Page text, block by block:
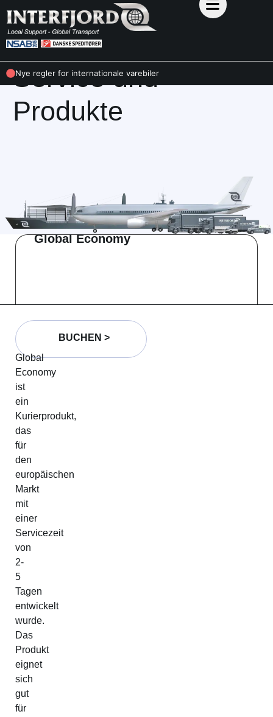
Nye regler for internationale varebiler
Service und
Produkte
Global Economy
Global
Economy
ist
ein
Kurierprodukt,
das
für
den
europäischen
Markt
mit
einer
Servicezeit
von
2-
5
Tagen
entwickelt
wurde.
Das
Produkt
eignet
sich
gut
für
BUCHEN >